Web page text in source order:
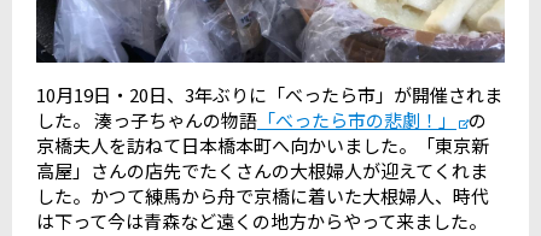
10月19日・20日、3年ぶりに「べったら市」が開催されま
した。 湊っ子ちゃんの物語 「べったら市の悲劇！」
の
京橋夫人を訪ねて日本橋本町へ向かいました。「東京新
高屋」さんの店先でたくさんの大根婦人が迎えてくれま
した。かつて練馬から舟で京橋に着いた大根婦人、時代
は下って今は青森など遠くの地方からやって来ました。